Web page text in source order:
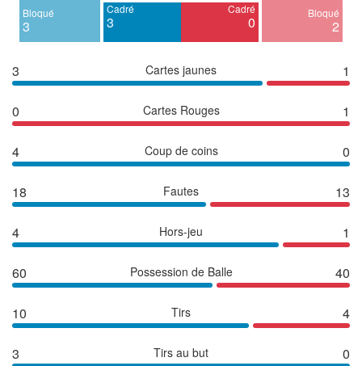
Bloqué
3
Cadré
3
Cadré
0
Bloqué
2
3 Cartes jaunes 1
0 Cartes Rouges 1
4 Coup de coins 0
18 Fautes 13
4 Hors-jeu 1
60 Possession de Balle 40
10 Tirs 4
3 Tirs au but 0